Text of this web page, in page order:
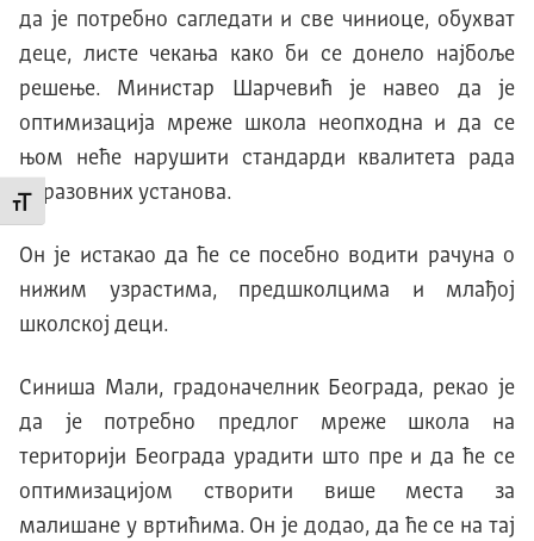
Промени величину слова
да је потребно сагледати и све чиниоце, обухват
деце, листе чекања како би се донело најбоље
решење. Министар Шарчевић је навео да је
оптимизација мреже школа неопходна и да се
њом неће нарушити стандарди квалитета рада
образовних установа.
Oн jе истакао да ће се посебно водити рачуна о
нижим узрастима, предшколцима и млађоj
школскоj деци.
Синиша Мали, градоначелник Београда, рекао је
да је потребно предлог мреже школа на
териториjи Београда урадити што пре и да ће се
оптимизациjом створити више места за
малишане у вртићима. Он је додао, да ће се на таj